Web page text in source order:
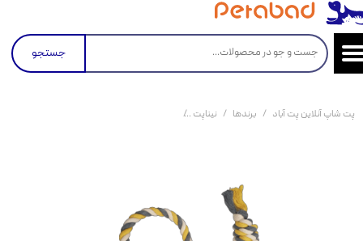
جستجو
پت شاپ آنلاین پت آباد برندها نیناپت